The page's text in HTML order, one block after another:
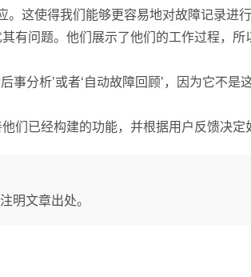
这使得我们能够更容易地对故障记录进行
有问题。他们展示了他们的工作过程，
分析’或者‘自动故障回顾’，因为它不
们已经构建的功能，并根据用户反馈决定
明文章出处。